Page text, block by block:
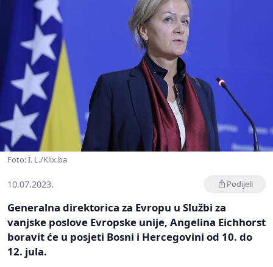
Foto: I. L./Klix.ba
10.07.2023. Podijeli
Generalna direktorica za Evropu u Službi za
vanjske poslove Evropske unije, Angelina Eichhorst
boravit će u posjeti Bosni i Hercegovini od 10. do
12. jula.